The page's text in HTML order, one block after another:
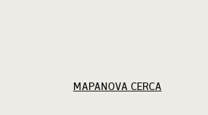
MAPANOVA CERCA